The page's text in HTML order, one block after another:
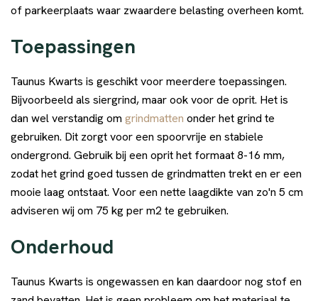
of parkeerplaats waar zwaardere belasting overheen komt.
Toepassingen
Taunus Kwarts is geschikt voor meerdere toepassingen.
Bijvoorbeeld als siergrind, maar ook voor de oprit. Het is
dan wel verstandig om grindmatten onder het grind te
gebruiken. Dit zorgt voor een spoorvrije en stabiele
ondergrond. Gebruik bij een oprit het formaat 8-16 mm,
zodat het grind goed tussen de grindmatten trekt en er een
mooie laag ontstaat. Voor een nette laagdikte van zo'n 5 cm
adviseren wij om 75 kg per m2 te gebruiken.
Onderhoud
Taunus Kwarts is ongewassen en kan daardoor nog stof en